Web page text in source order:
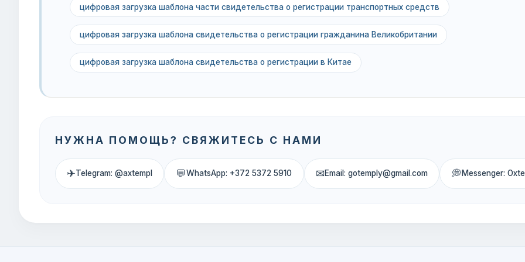
цифровая загрузка шаблона части свидетельства о регистрации транспортных средств
цифровая загрузка шаблона свидетельства о регистрации гражданина Великобритании
цифровая загрузка шаблона свидетельства о регистрации в Китае
НУЖНА ПОМОЩЬ? СВЯЖИТЕСЬ С НАМИ
✈Telegram: @axtempl 💬WhatsApp: +372 5372 5910 ✉Email: gotemply@gmail.com 💭Messenger: